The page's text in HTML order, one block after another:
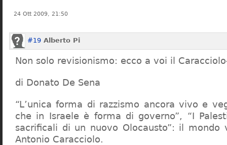
24 Ott 2009, 21:50
#19 Alberto Pi
Non solo revisionismo: ecco a voi il
di Donato De Sena
“L’unica forma di razzismo ancora vivo e
che in Israele è forma di governo”, “I
sacrificali di un nuovo Olocausto”: il mondo
Antonio Caracciolo.